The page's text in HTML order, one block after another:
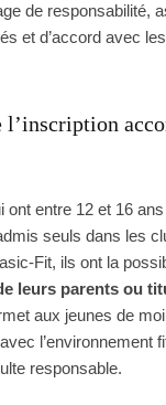
de responsabilité,
et d’accord avec
l’inscription
ont entre 12 et 16
seuls dans les
Fit, ils ont la
leurs parents ou
aux jeunes de
l’environnement
responsable.